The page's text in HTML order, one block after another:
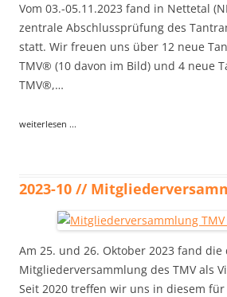
Vom 03.-05.11.2023 fand in Nettetal
zentrale Abschlussprüfung des
statt. Wir freuen uns über 12 neue
TMV® (10 davon im Bild) und 4 neue
TMV®,…
weiterlesen ...
2023-10 //
Am 25. und 26. Oktober 2023 fand die
Mitgliederversammlung des TMV als
Seit 2020 treffen wir uns in diesem